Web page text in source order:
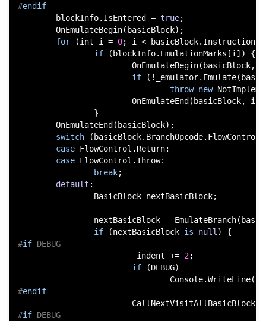
#endif
blockInfo.IsEntered = true;
OnEmulateBegin(basicBlock);
for (int i = 0; i <
if (blockInfo.EmulationMarks[i]) {
OnEmulateBegin(basicBlock,
if
throw new
OnEmulateEnd(basicBlock, i);
}
OnEmulateEnd(basicBlock);
switch
case FlowControl.Return:
case FlowControl.Throw:
break;
default :
BasicBlock nextBasicBlock;
nextBasicBlock =
if (nextBasicBlock is null
#if DEBUG
_indent += 2;
if (DEBUG)
Console.WriteLine(
#endif
#if DEBUG